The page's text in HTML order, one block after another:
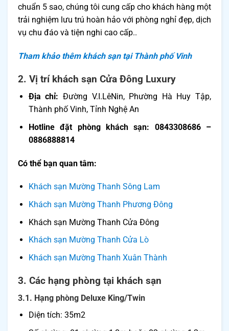
chuẩn 5 sao, chúng tôi cung cấp cho khách hàng một
trải nghiệm lưu trú hoàn hảo với phòng nghỉ đẹp, dịch
vụ chu đáo và tiện nghi cao cấp..
Tham khảo thêm khách sạn tại Thành phố Vinh
2. Vị trí khách sạn Cửa Đông Luxury
Địa chỉ: Đường V.I.LêNin, Phường Hà Huy Tập,
Thành phố Vinh, Tỉnh Nghệ An
Hotline đặt phòng khách sạn: 0843308686 –
0886888814
Có thể bạn quan tâm:
Khách sạn Mường Thanh Sông Lam
Khách sạn Mường Thanh Phương Đông
Khách sạn Mường Thanh Cửa Đông
Khách sạn Mường Thanh Cửa Lò
Khách sạn Mường Thanh Xuân Thành
3. Các hạng phòng tại khách sạn
3.1. Hạng phòng Deluxe King/Twin
Diện tích: 35m2